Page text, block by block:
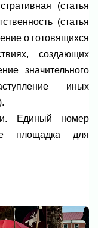
(статья
(статья
о готовящихся
создающих
значительного
иных
Единый номер
площадка для